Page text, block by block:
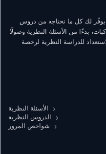
لك كل ما تحتاجه من دروس
بدءًا من الأسئلة النظرية وصولًا
للدراسة النظرية لرخصة
الأسئلة النظرية
الدروس النظرية
شواخص المرور